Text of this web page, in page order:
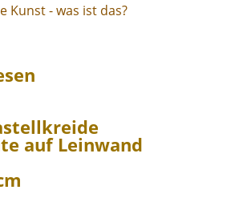
Kunst - was ist das?
auf Leinwand